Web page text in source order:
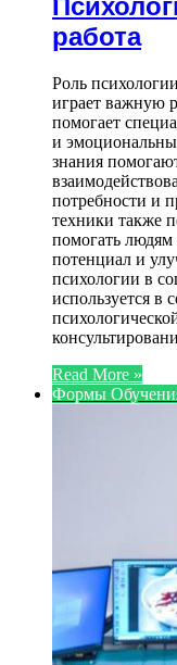
работа
Роль
играет важную
помогает
и
знания
потребности и
техники также
помогать людям
потенциал и
психологии в
используется в
Read More »
Формы